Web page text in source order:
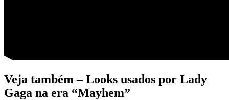
Veja também – Looks usados por Lady
Gaga na era “Mayhem”